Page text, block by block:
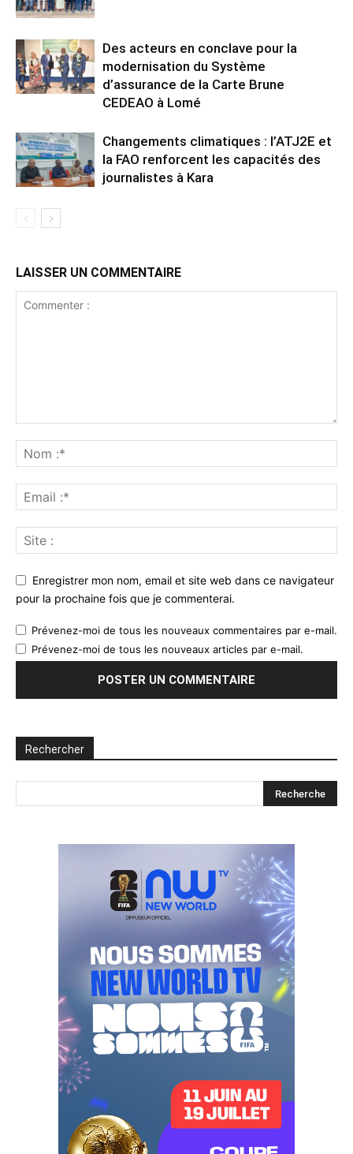
Des acteurs en conclave pour la
modernisation du Système
d’assurance de la Carte Brune
CEDEAO à Lomé
Changements climatiques : l’ATJ2E et
la FAO renforcent les capacités des
journalistes à Kara
LAISSER UN COMMENTAIRE
Enregistrer mon nom, email et site web dans ce navigateur
pour la prochaine fois que je commenterai.
Prévenez-moi de tous les nouveaux commentaires par e-mail.
Prévenez-moi de tous les nouveaux articles par e-mail.
Rechercher